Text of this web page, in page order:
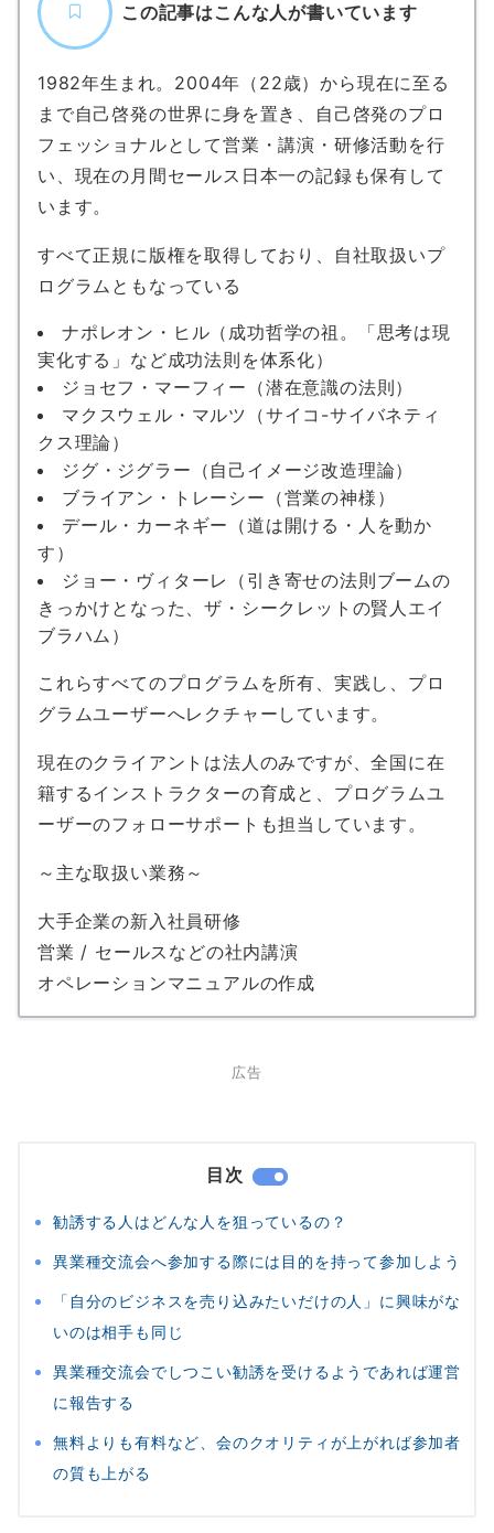
この記事はこんな人が書いています
1982年生まれ。2004年（22歳）から現在に至る
まで自己啓発の世界に身を置き、自己啓発のプロ
フェッショナルとして営業・講演・研修活動を行
い、現在の月間セールス日本一の記録も保有して
います。
すべて正規に版権を取得しており、自社取扱いプ
ログラムともなっている
ナポレオン・ヒル（成功哲学の祖。「思考は現
実化する」など成功法則を体系化）
ジョセフ・マーフィー（潜在意識の法則）
マクスウェル・マルツ（サイコ-サイバネティ
クス理論）
ジグ・ジグラー（自己イメージ改造理論）
ブライアン・トレーシー（営業の神様）
デール・カーネギー（道は開ける・人を動か
す）
ジョー・ヴィターレ（引き寄せの法則ブームの
きっかけとなった、ザ・シークレットの賢人エイ
ブラハム）
これらすべてのプログラムを所有、実践し、プロ
グラムユーザーへレクチャーしています。
現在のクライアントは法人のみですが、全国に在
籍するインストラクターの育成と、プログラムユ
ーザーのフォローサポートも担当しています。
～主な取扱い業務～
大手企業の新入社員研修
営業 / セールスなどの社内講演
オペレーションマニュアルの作成
広告
目次
勧誘する人はどんな人を狙っているの？
異業種交流会へ参加する際には目的を持って参加しよう
「自分のビジネスを売り込みたいだけの人」に興味がな
いのは相手も同じ
異業種交流会でしつこい勧誘を受けるようであれば運営
に報告する
無料よりも有料など、会のクオリティが上がれば参加者
の質も上がる